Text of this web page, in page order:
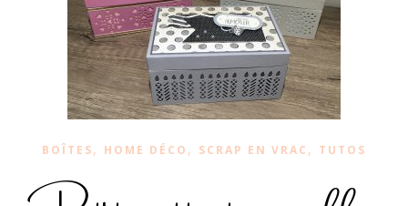
BOÎTES, HOME DÉCO , SCRAP EN VRAC , TUTOS